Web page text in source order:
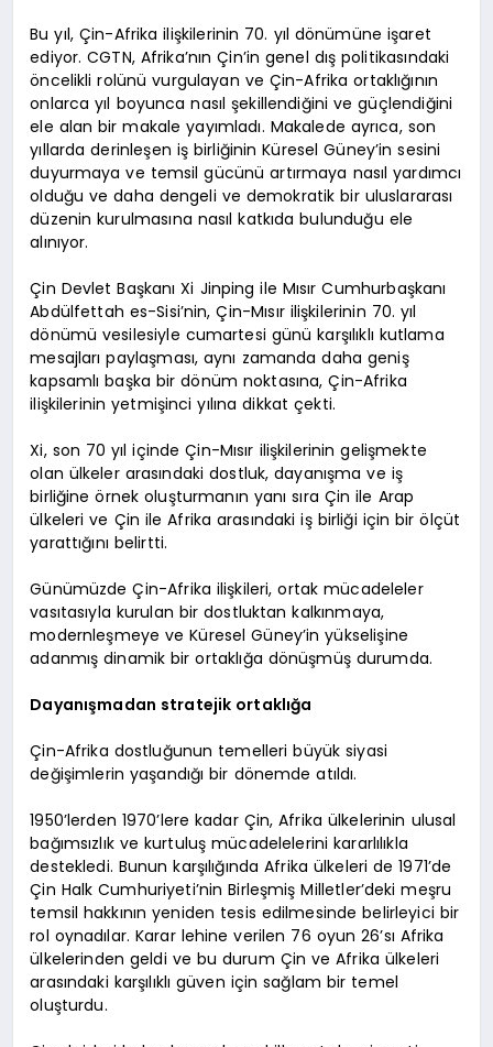
Bu yıl, Çin-Afrika ilişkilerinin 70. yıl dönümüne işaret
ediyor. CGTN, Afrika’nın Çin’in genel dış politikasındaki
öncelikli rolünü vurgulayan ve Çin-Afrika ortaklığının
onlarca yıl boyunca nasıl şekillendiğini ve güçlendiğini
ele alan bir makale yayımladı. Makalede ayrıca, son
yıllarda derinleşen iş birliğinin Küresel Güney’in sesini
duyurmaya ve temsil gücünü artırmaya nasıl yardımcı
olduğu ve daha dengeli ve demokratik bir uluslararası
düzenin kurulmasına nasıl katkıda bulunduğu ele
alınıyor.
Çin Devlet Başkanı Xi Jinping ile Mısır Cumhurbaşkanı
Abdülfettah es-Sisi’nin, Çin-Mısır ilişkilerinin 70. yıl
dönümü vesilesiyle cumartesi günü karşılıklı kutlama
mesajları paylaşması, aynı zamanda daha geniş
kapsamlı başka bir dönüm noktasına, Çin-Afrika
ilişkilerinin yetmişinci yılına dikkat çekti.
Xi, son 70 yıl içinde Çin-Mısır ilişkilerinin gelişmekte
olan ülkeler arasındaki dostluk, dayanışma ve iş
birliğine örnek oluşturmanın yanı sıra Çin ile Arap
ülkeleri ve Çin ile Afrika arasındaki iş birliği için bir ölçüt
yarattığını belirtti.
Günümüzde Çin-Afrika ilişkileri, ortak mücadeleler
vasıtasıyla kurulan bir dostluktan kalkınmaya,
modernleşmeye ve Küresel Güney’in yükselişine
adanmış dinamik bir ortaklığa dönüşmüş durumda.
Dayanışmadan stratejik ortaklığa
Çin-Afrika dostluğunun temelleri büyük siyasi
değişimlerin yaşandığı bir dönemde atıldı.
1950’lerden 1970’lere kadar Çin, Afrika ülkelerinin ulusal
bağımsızlık ve kurtuluş mücadelelerini kararlılıkla
destekledi. Bunun karşılığında Afrika ülkeleri de 1971’de
Çin Halk Cumhuriyeti’nin Birleşmiş Milletler’deki meşru
temsil hakkının yeniden tesis edilmesinde belirleyici bir
rol oynadılar. Karar lehine verilen 76 oyun 26’sı Afrika
ülkelerinden geldi ve bu durum Çin ve Afrika ülkeleri
arasındaki karşılıklı güven için sağlam bir temel
oluşturdu.